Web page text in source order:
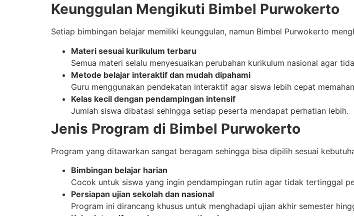
Keunggulan Mengikuti Bimbel Purwokerto
Setiap bimbingan belajar memiliki keunggulan, namun Bimbel Purwokerto
Materi sesuai kurikulum terbaru
Semua materi selalu menyesuaikan perubahan kurikulum nasional agar
Metode belajar interaktif dan mudah dipahami
Guru menggunakan pendekatan interaktif agar siswa lebih cepat
Kelas kecil dengan pendampingan intensif
Jumlah siswa dibatasi sehingga setiap peserta mendapat perhatian lebih.
Jenis Program di Bimbel Purwokerto
Program yang ditawarkan sangat beragam sehingga bisa dipilih sesuai
Bimbingan belajar harian
Cocok untuk siswa yang ingin pendampingan rutin agar tidak tertinggal
Persiapan ujian sekolah dan nasional
Program ini dirancang khusus untuk menghadapi ujian akhir semester